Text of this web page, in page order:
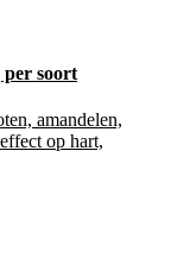
per soort
amandelen,
op hart,